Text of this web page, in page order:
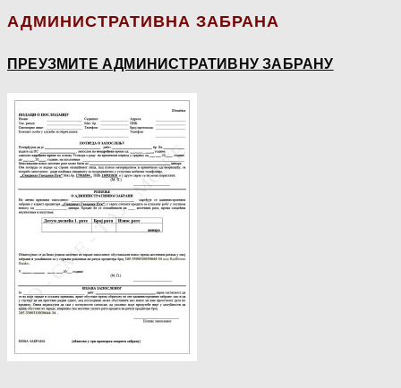
АДМИНИСТРАТИВНА ЗАБРАНА
ПРЕУЗМИТЕ АДМИНИСТРАТИВНУ ЗАБРАНУ